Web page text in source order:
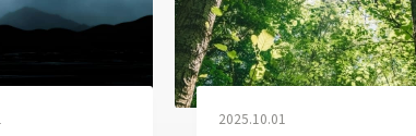
2025.10.01